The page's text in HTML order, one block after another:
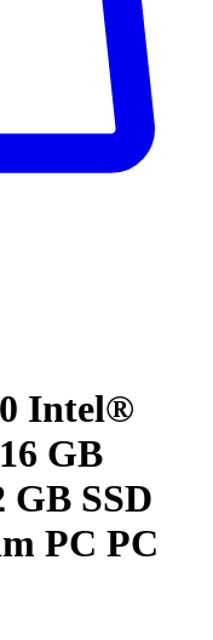
Intel®
GB
SSD
PC PC